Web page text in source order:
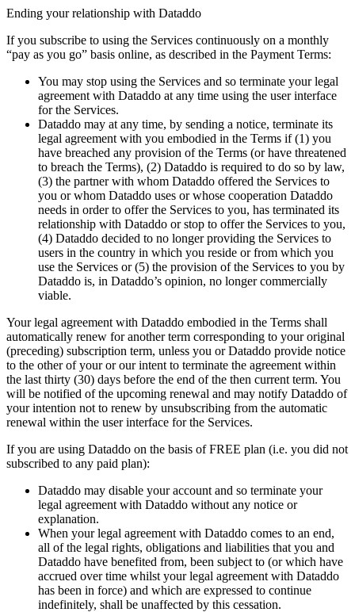
Ending your relationship with Dataddo
If you subscribe to using the Services continuously on a monthly
“pay as you go” basis online, as described in the Payment Terms:
You may stop using the Services and so terminate your legal
agreement with Dataddo at any time using the user interface
for the Services.
Dataddo may at any time, by sending a notice, terminate its
legal agreement with you embodied in the Terms if (1) you
have breached any provision of the Terms (or have threatened
to breach the Terms), (2) Dataddo is required to do so by law,
(3) the partner with whom Dataddo offered the Services to
you or whom Dataddo uses or whose cooperation Dataddo
needs in order to offer the Services to you, has terminated its
relationship with Dataddo or stop to offer the Services to you,
(4) Dataddo decided to no longer providing the Services to
users in the country in which you reside or from which you
use the Services or (5) the provision of the Services to you by
Dataddo is, in Dataddo’s opinion, no longer commercially
viable.
Your legal agreement with Dataddo embodied in the Terms shall
automatically renew for another term corresponding to your original
(preceding) subscription term, unless you or Dataddo provide notice
to the other of your or our intent to terminate the agreement within
the last thirty (30) days before the end of the then current term. You
will be notified of the upcoming renewal and may notify Dataddo of
your intention not to renew by unsubscribing from the automatic
renewal within the user interface for the Services.
If you are using Dataddo on the basis of FREE plan (i.e. you did not
subscribed to any paid plan):
Dataddo may disable your account and so terminate your
legal agreement with Dataddo without any notice or
explanation.
When your legal agreement with Dataddo comes to an end,
all of the legal rights, obligations and liabilities that you and
Dataddo have benefited from, been subject to (or which have
accrued over time whilst your legal agreement with Dataddo
has been in force) and which are expressed to continue
indefinitely, shall be unaffected by this cessation.